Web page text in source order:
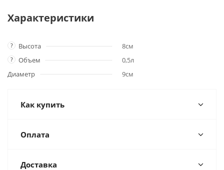
Характеристики
? Высота 8см
? Объем
0,5л
Диаметр
9см
Как купить
Оплата
Доставка